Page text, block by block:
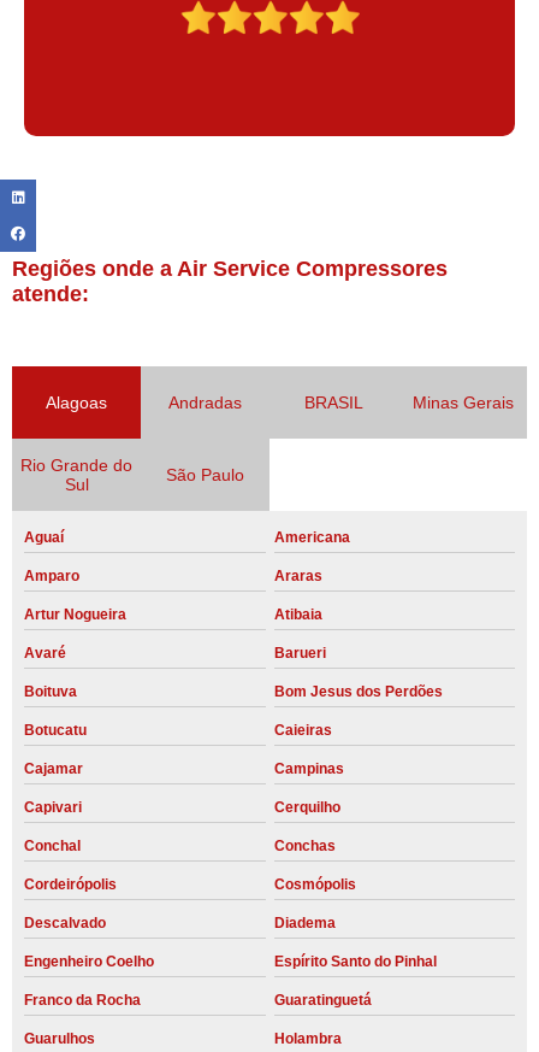
Regiões onde a Air Service Compressores
atende:
Alagoas Andradas BRASIL Minas Gerais
Rio Grande do
Sul
São Paulo
Aguaí Americana
Amparo Araras
Artur Nogueira Atibaia
Avaré Barueri
Boituva Bom Jesus dos Perdões
Botucatu Caieiras
Cajamar Campinas
Capivari Cerquilho
Conchal Conchas
Cordeirópolis Cosmópolis
Descalvado Diadema
Engenheiro Coelho Espírito Santo do Pinhal
Franco da Rocha Guaratinguetá
Guarulhos Holambra